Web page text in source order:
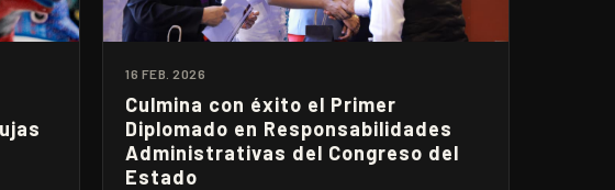
16 FEB. 2026
Culmina con éxito el Primer
Diplomado en Responsabilidades
Administrativas del Congreso del
Estado